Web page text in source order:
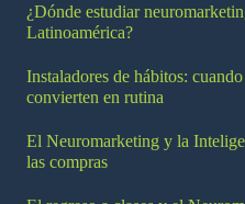
¿Dónde estudiar
Latinoamérica?
Instaladores de hábitos:
convierten en rutina
El Neuromarketing y la
las compras